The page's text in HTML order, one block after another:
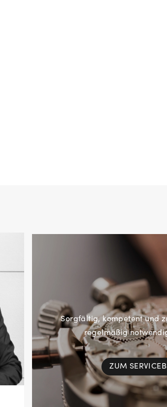
Sorgfältig, kompetent und
regelmäßig
ZUM